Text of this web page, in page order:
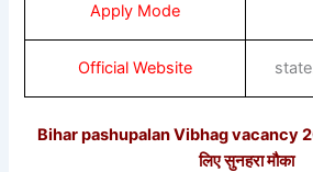
Apply Mode
Official Website
Bihar pashupalan Vibhag vacancy
लिए सुनहरा मौका